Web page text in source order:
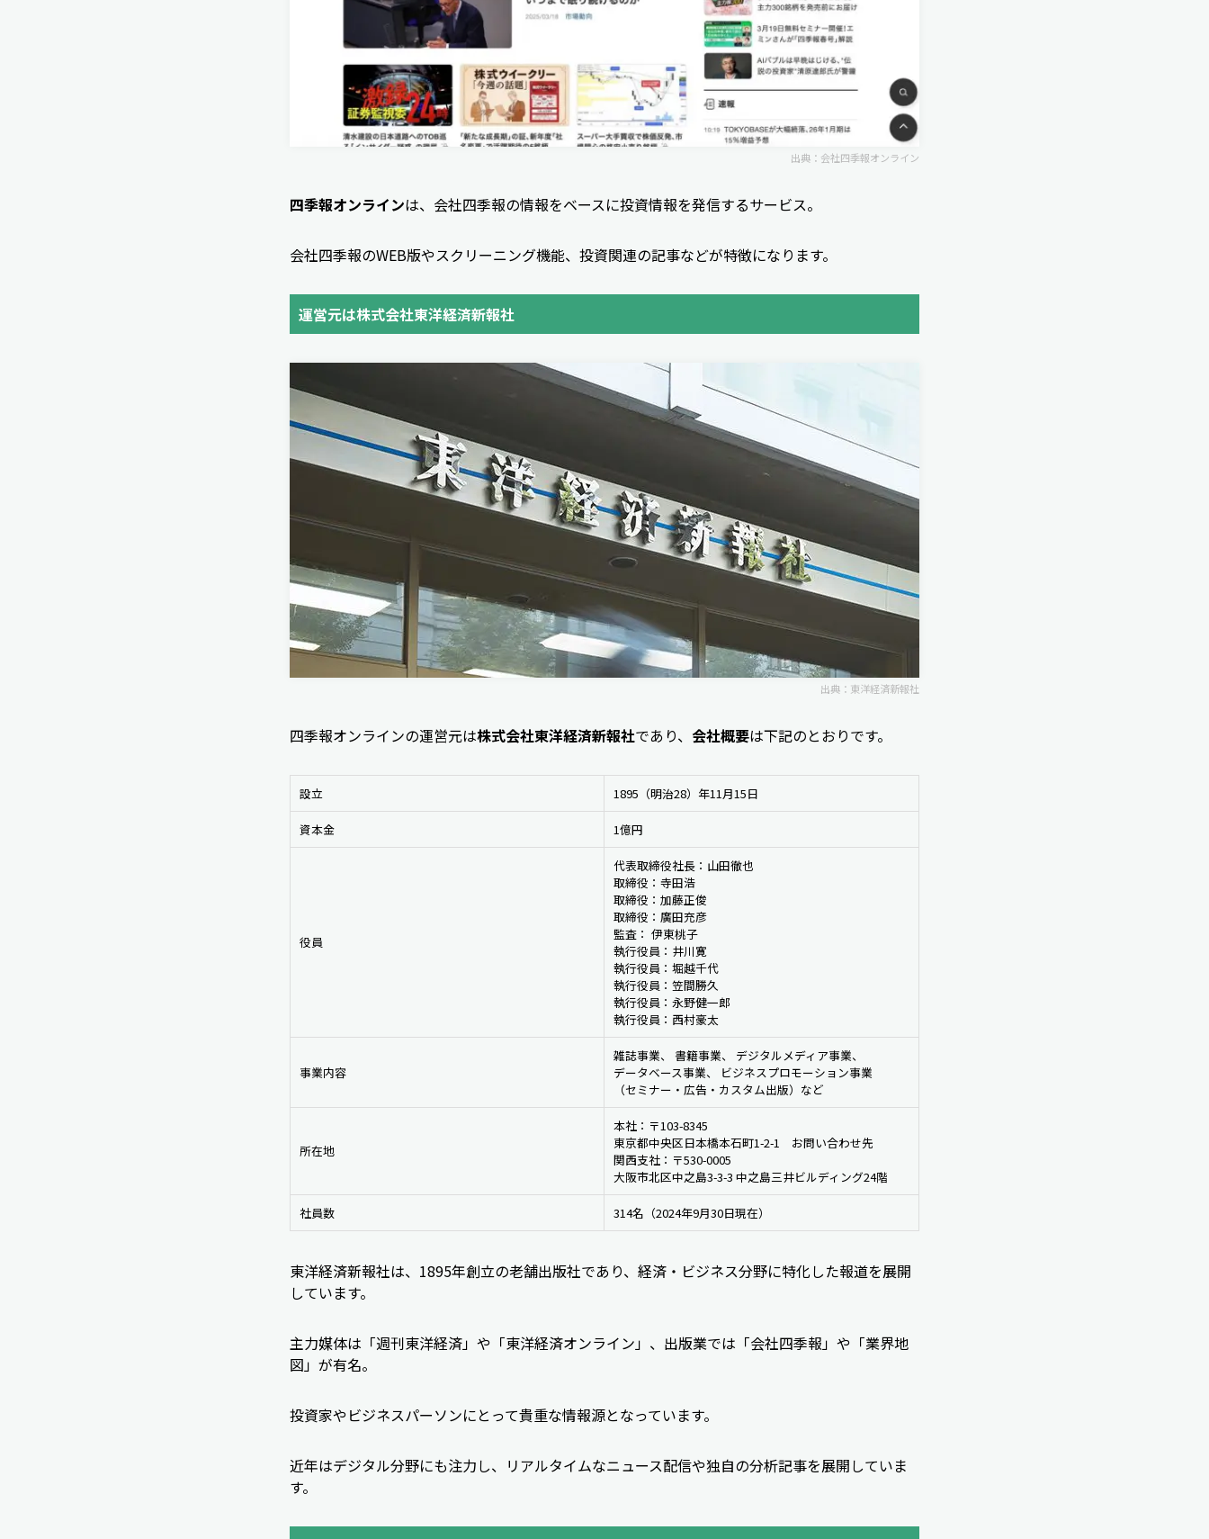
出典： 会社四季報オンライン
四季報オンラインは、会社四季報の情報をベースに投資情報を発信するサービス。
会社四季報のWEB版やスクリーニング機能、投資関連の記事などが特徴になります。
運営元は株式会社東洋経済新報社
出典： 東洋経済新報社
四季報オンラインの運営元は株式会社東洋経済新報社であり、 会社概要は下記のとおりです。
設立 1895（明治28）年11月15日
資本金 1億円
役員
代表取締役社長：山田徹也
取締役：寺田浩
取締役：加藤正俊
取締役：廣田充彦
監査： 伊東桃子
執行役員：井川寛
執行役員：堀越千代
執行役員：笠間勝久
執行役員：永野健一郎
執行役員：西村豪太
事業内容
雑誌事業、 書籍事業、 デジタルメディア事業、
データベース事業、 ビジネスプロモーション事業
（セミナー・広告・カスタム出版）など
所在地
本社：〒103-8345
東京都中央区日本橋本石町1-2-1　お問い合わせ先
関西支社：〒530-0005
大阪市北区中之島3-3-3 中之島三井ビルディング24階
社員数 314名（2024年9月30日現在）
東洋経済新報社は、1895年創立の老舗出版社であり、経済・ビジネス分野に特化した報道を展開
しています。
主力媒体は「週刊東洋経済」や「東洋経済オンライン」、出版業では「会社四季報」や「業界地
図」が有名。
投資家やビジネスパーソンにとって貴重な情報源となっています。
近年はデジタル分野にも注力し、リアルタイムなニュース配信や独自の分析記事を展開していま
す。